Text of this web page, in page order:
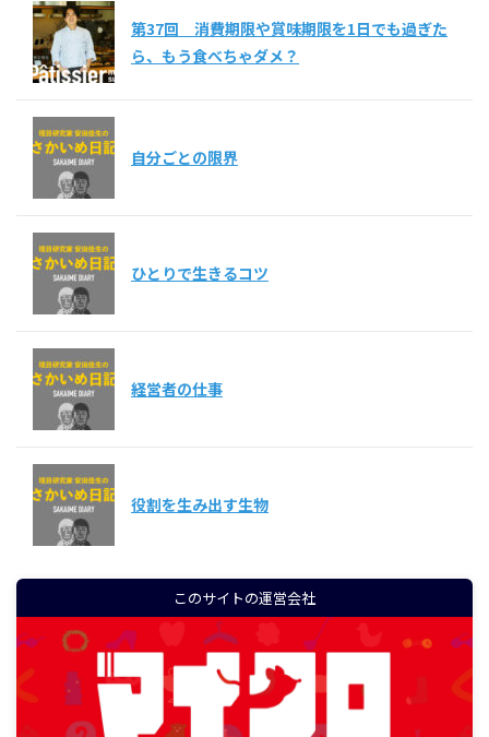
第37回 消費期限や賞味期限を1日でも過ぎた
ら、もう食べちゃダメ？
自分ごとの限界
ひとりで生きるコツ
経営者の仕事
役割を生み出す生物
このサイトの運営会社